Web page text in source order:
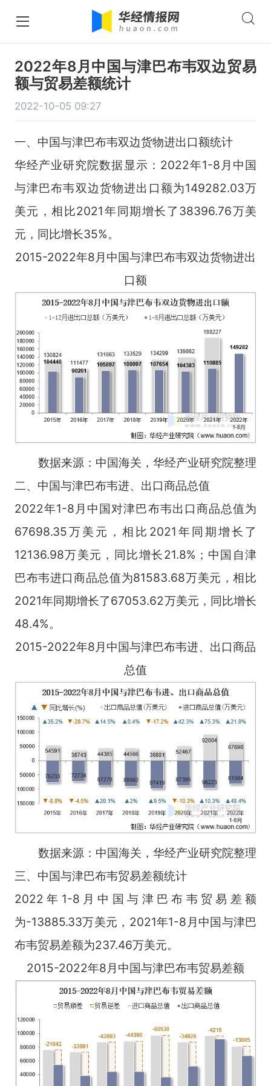
2022年8月中国与津巴布韦双边贸易
额与贸易差额统计
2022-10-05 09:27
一、中国与津巴布韦双边货物进出口额统计
华经产业研究院数据显示：2022年1-8月中国
与津巴布韦双边货物进出口额为149282.03万
美元，相比2021年同期增长了38396.76万美
元，同比增长35%。
2015-2022年8月中国与津巴布韦双边货物进出
口额
数据来源：中国海关，华经产业研究院整理
二、中国与津巴布韦进、出口商品总值
2022年1-8月中国对津巴布韦出口商品总值为
67698.35万美元，相比2021年同期增长了
12136.98万美元，同比增长21.8%；中国自津
巴布韦进口商品总值为81583.68万美元，相比
2021年同期增长了67053.62万美元，同比增长
48.4%。
2015-2022年8月中国与津巴布韦进、出口商品
总值
数据来源：中国海关，华经产业研究院整理
三、中国与津巴布韦贸易差额统计
2022年1-8月中国与津巴布韦贸易差额
为-13885.33万美元，2021年1-8月中国与津巴
布韦贸易差额为237.46万美元。
2015-2022年8月中国与津巴布韦贸易差额